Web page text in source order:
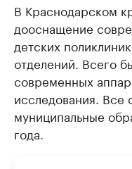
В Краснодарском
дооснащение
детских
отделений. Всего
современных
исследования. Все
муниципальные
года.